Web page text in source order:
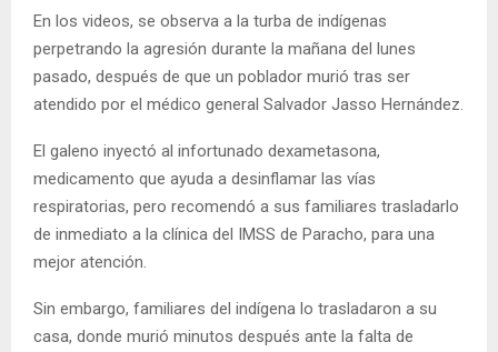
En los videos, se observa a la turba de indígenas
perpetrando la agresión durante la mañana del lunes
pasado, después de que un poblador murió tras ser
atendido por el médico general Salvador Jasso Hernández.
El galeno inyectó al infortunado dexametasona,
medicamento que ayuda a desinflamar las vías
respiratorias, pero recomendó a sus familiares trasladarlo
de inmediato a la clínica del IMSS de Paracho, para una
mejor atención.
Sin embargo, familiares del indígena lo trasladaron a su
casa, donde murió minutos después ante la falta de